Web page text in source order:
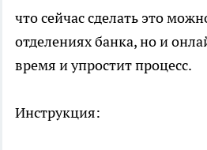
что сейчас сделать это
отделениях банка, но и
время и упростит процесс.
Инструкция: